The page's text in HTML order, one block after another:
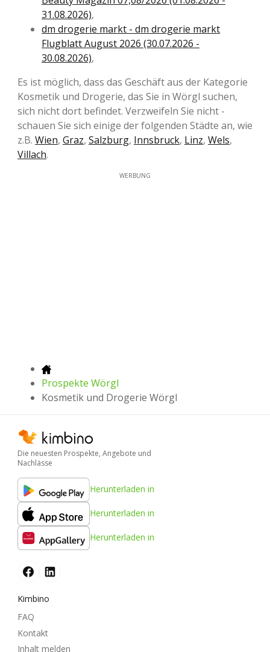
31.08.2026),
dm drogerie markt - dm drogerie markt
Flugblatt August 2026 (30.07.2026 -
30.08.2026),
Es ist möglich, dass das Geschäft aus der Kategorie
Kosmetik und Drogerie, das Sie in Wörgl suchen,
sich nicht dort befindet. Verzweifeln Sie nicht -
schauen Sie sich einige der folgenden Städte an, wie
z.B. Wien, Graz, Salzburg, Innsbruck, Linz, Wels,
Villach.
WERBUNG
Prospekte Wörgl
Kosmetik und Drogerie Wörgl
Die neuesten Prospekte, Angebote und
Nachlässe
Herunterladen in
Herunterladen in
Herunterladen in
Kimbino
FAQ
Kontakt
Inhalt melden